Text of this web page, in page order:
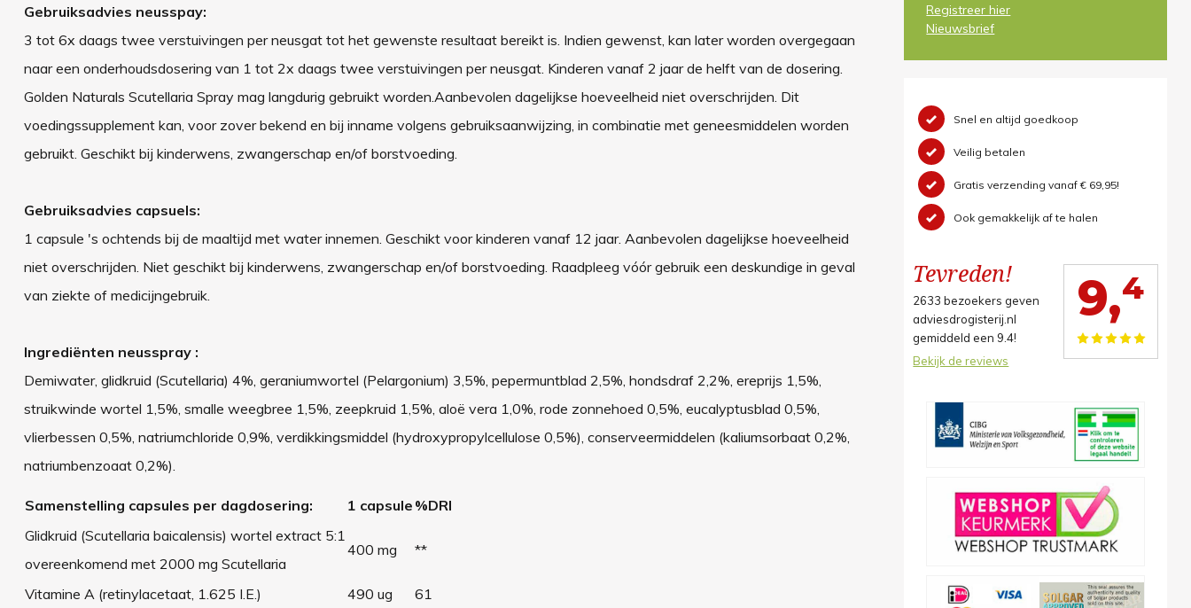
Gebruiksadvies neusspay:
3 tot 6x daags twee verstuivingen per neusgat tot het gewenste resultaat bereikt is. Indien gewenst, kan later worden overgegaan
naar een onderhoudsdosering van 1 tot 2x daags twee verstuivingen per neusgat. Kinderen vanaf 2 jaar de helft van de dosering.
Golden Naturals Scutellaria Spray mag langdurig gebruikt worden. Aanbevolen dagelijkse hoeveelheid niet overschrijden. Dit
voedingssupplement kan, voor zover bekend en bij inname volgens gebruiksaanwijzing, in combinatie met geneesmiddelen worden
gebruikt. Geschikt bij kinderwens, zwangerschap en/of borstvoeding.
Gebruiksadvies capsuels:
1 capsule 's ochtends bij de maaltijd met water innemen. Geschikt voor kinderen vanaf 12 jaar. Aanbevolen dagelijkse hoeveelheid
niet overschrijden. Niet geschikt bij kinderwens, zwangerschap en/of borstvoeding. Raadpleeg vóór gebruik een deskundige in geval
van ziekte of medicijngebruik.
Ingrediënten neusspray :
Demiwater, glidkruid (Scutellaria) 4%, geraniumwortel (Pelargonium) 3,5%, pepermuntblad 2,5%, hondsdraf 2,2%, ereprijs 1,5%,
struikwinde wortel 1,5%, smalle weegbree 1,5%, zeepkruid 1,5%, aloë vera 1,0%, rode zonnehoed 0,5%, eucalyptusblad 0,5%,
vlierbessen 0,5%, natriumchloride 0,9%, verdikkingsmiddel (hydroxypropylcellulose 0,5%), conserveermiddelen (kaliumsorbaat 0,2%,
natriumbenzoaat 0,2%).
Samenstelling capsules per dagdosering: 1 capsule %DRI
Glidkruid (Scutellaria baicalensis) wortel extract 5:1
overeenkomend met 2000 mg Scutellaria
400 mg **
Vitamine A (retinylacetaat, 1.625 I.E.) 490 ug
61
Registreer hier
Nieuwsbrief
Snel en altijd goedkoop
Veilig betalen
Gratis verzending vanaf € 69,95!
Ook gemakkelijk af te halen
Tevreden!
2633 bezoekers geven
adviesdrogisterij.nl
gemiddeld een 9.4!
Bekijk de reviews
9,4